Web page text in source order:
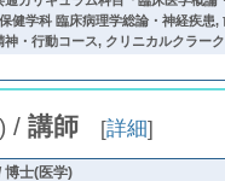
保健学科 臨床病理学総論・神経疾患,
神・行動コース, クリニカルクラー
/ 講師 [詳細]
博士(医学)